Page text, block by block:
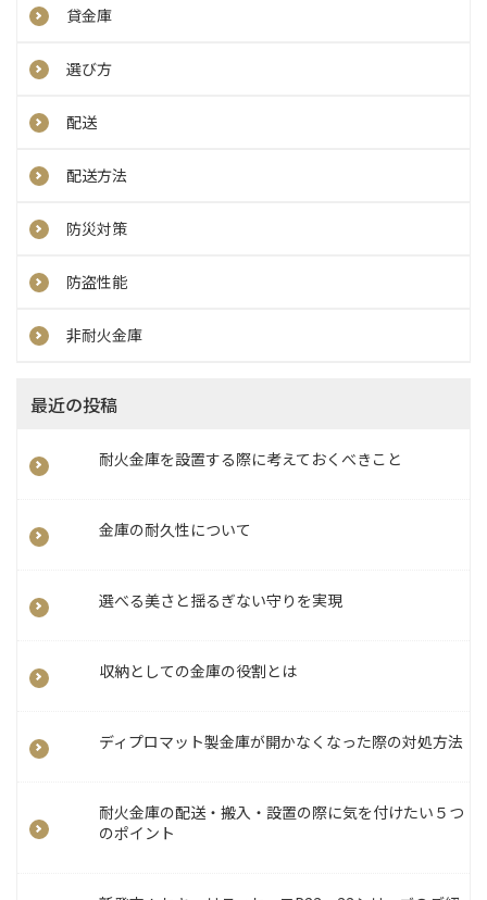
貸金庫
選び方
配送
配送方法
防災対策
防盗性能
非耐火金庫
最近の投稿
耐火金庫を設置する際に考えておくべきこと
金庫の耐久性について
選べる美さと揺るぎない守りを実現
収納としての金庫の役割とは
ディプロマット製金庫が開かなくなった際の対処方法
耐火金庫の配送・搬入・設置の際に気を付けたい５つ
のポイント